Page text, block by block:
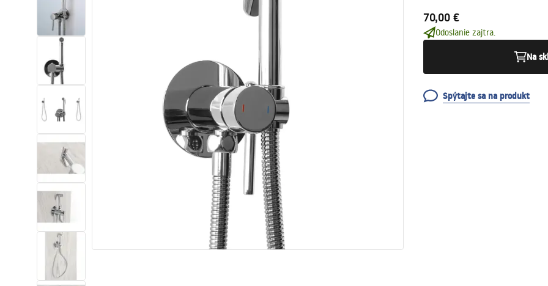
Sprchové žľaby
Umývadlá
Vaňa so zástenou
Batérie
70,00 €
Odoslanie zajtra.
Na
Spýtajte sa na produkt